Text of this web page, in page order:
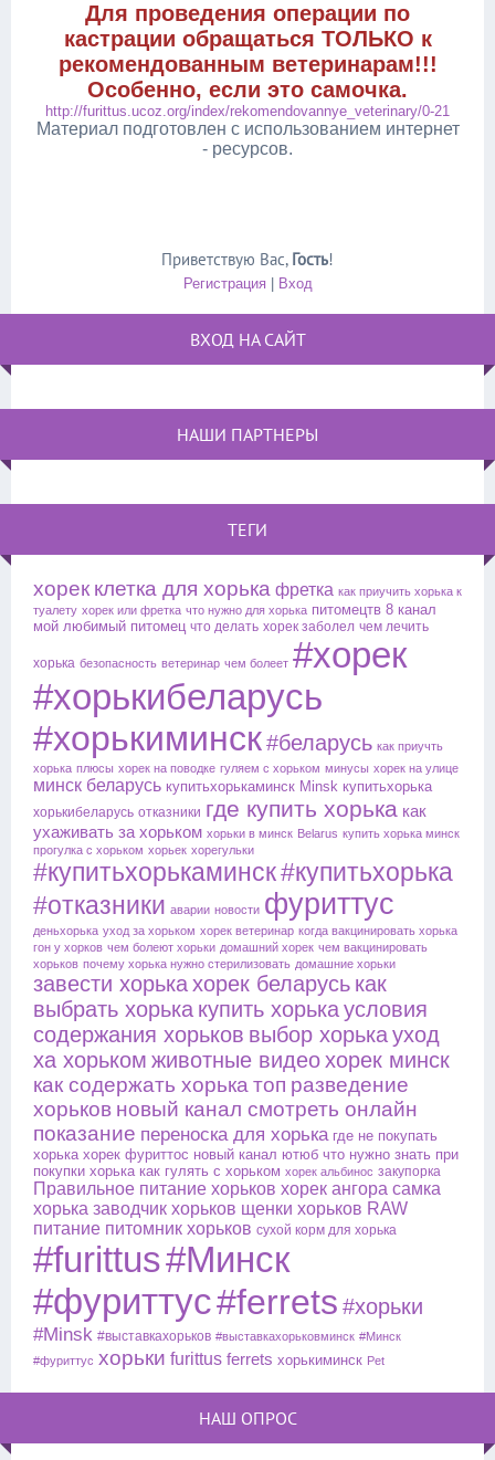
Для проведения операции по
кастрации обращаться ТОЛЬКО к
рекомендованным ветеринарам!!!
Особенно, если это самочка.
http://furittus.ucoz.org/index/rekomendovannye_veterinary/0-21
Материал подготовлен с использованием интернет
- ресурсов.
Приветствую Вас, Гость!
Регистрация| Вход
ВХОД НА САЙТ
НАШИ ПАРТНЕРЫ
ТЕГИ
хорек клетка для хорька фретка как приучить хорька к
туалету хорек или фретка что нужно для хорька питомецтв 8 канал
мой любимый питомец что делать хорек заболел чем лечить
хорька безопасность ветеринар чем болеет #хорек
#хорькибеларусь
#хорькиминск#беларусь как приучть
хорька плюсы хорек на поводке гуляем с хорьком минусы хорек на улице
минск беларусь купитьхорькаминск Minsk купитьхорька
хорькибеларусь отказники где купить хорька как
ухаживать за хорьком хорьки в минск Belarus купить хорька минск
прогулка с хорьком хорьек хорегульки
#купитьхорькаминск#купитьхорька
#отказники аварии новости фуриттус
деньхорька уход за хорьком хорек ветеринар когда вакцинировать хорька
гон у хорков чем болеют хорьки домашний хорек чем вакцинировать
хорьков почему хорька нужно стерилизовать домашние хорьки
завести хорькахорек беларусь как
выбрать хорька купить хорькаусловия
содержания хорьков выбор хорькауход
ха хорьком животные видеохорек минск
как содержать хорька топ разведение
хорьков новый канал смотреть онлайн
показание переноска для хорька где не покупать
хорька хорек фуриттос новый канал ютюб что нужно знать при
покупки хорька как гулять с хорьком хорек альбинос закупорка
Правильное питание хорьков хорек ангора самка
хорька заводчик хорьков щенки хорьков RAW
питание питомник хорьков сухой корм для хорька
#furittus#Минск
#фуриттус#ferrets #хорьки
#Minsk #выставкахорьков #выставкахорьковминск #Минск
#фуриттус хорьки furittus ferrets хорькиминск Pet
НАШ ОПРОС